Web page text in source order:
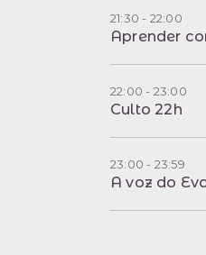
21:30 - 22:00
Aprender
22:00 - 23:00
Culto 22h
23:00 - 23:59
A voz do